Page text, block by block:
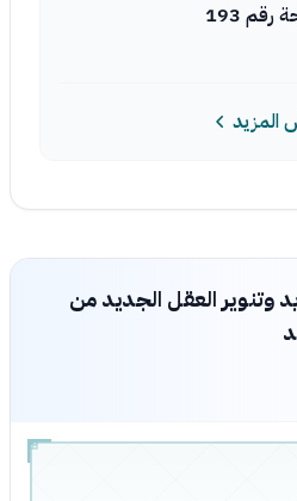
193
وتنوير العقل الجديد من